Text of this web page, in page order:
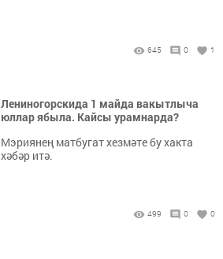
645 0 1
Лениногорскида 1 майда вакытлыча
юллар ябыла. Кайсы урамнарда?
Мэриянең матбугат хезмәте бу хакта
хәбәр итә.
499 0 0